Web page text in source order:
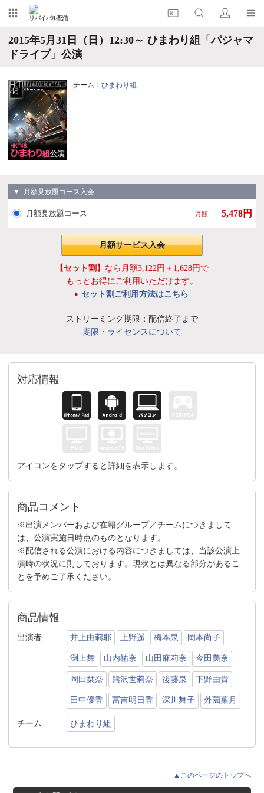
リバイバル配信
2015年5月31日（日）12:30～ ひまわり組「パジャマ
ドライブ」公演
チーム： ひまわり組
▼ 月額見放題コース入会
月額見放題コース 月額 5,478円
月額サービス入会
【セット割】 なら月額3,122円＋1,628円で
もっとお得にご利用いただけます。
セット割ご利用方法はこちら
ストリーミング期限：配信終了まで
期限・ライセンスについて
対応情報
アイコンをタップすると詳細を表示します。
商品コメント
※出演メンバーおよび在籍グループ／チームにつきまして
は、公演実施日時点のものとなります。
※配信される公演における内容につきましては、当該公演上
演時の状況に則しております。現状とは異なる部分があるこ
とを予めご了承ください。
商品情報
出演者 井上由莉耶 上野遥 梅本泉 岡本尚子
渕上舞 山内祐奈 山田麻莉奈 今田美奈
岡田栞奈 熊沢世莉奈 後藤泉 下野由貴
田中優香 冨吉明日香 深川舞子 外薗葉月
チーム ひまわり組
▲このページのトップへ